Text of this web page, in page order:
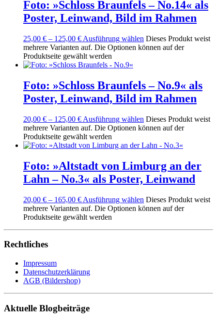
Foto: »Schloss Braunfels – No.14« als
Poster, Leinwand, Bild im Rahmen
25,00 € – 125,00 € Ausführung wählen Dieses Produkt weist
mehrere Varianten auf. Die Optionen können auf der
Produktseite gewählt werden
Foto: »Schloss Braunfels – No.9« als
Poster, Leinwand, Bild im Rahmen
20,00 € – 125,00 € Ausführung wählen Dieses Produkt weist
mehrere Varianten auf. Die Optionen können auf der
Produktseite gewählt werden
Foto: »Altstadt von Limburg an der
Lahn – No.3« als Poster, Leinwand
20,00 € – 165,00 € Ausführung wählen Dieses Produkt weist
mehrere Varianten auf. Die Optionen können auf der
Produktseite gewählt werden
Rechtliches
Impressum
Datenschutzerklärung
AGB (Bildershop)
Aktuelle Blogbeiträge